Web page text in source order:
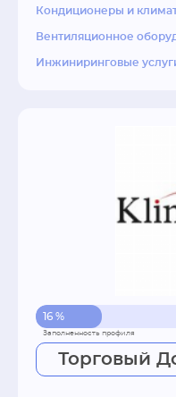
Кондиционеры и
Вентиляционное
Инжиниринговые
16 %
Торговый